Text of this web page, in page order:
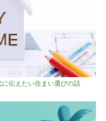
伝えたい住まい選びの話